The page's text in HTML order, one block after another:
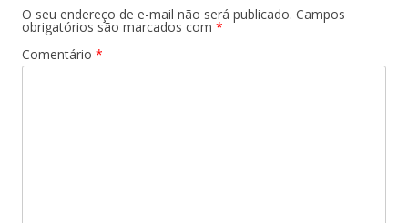
O seu endereço de e-mail não será publicado. Campos
obrigatórios são marcados com *
Comentário *